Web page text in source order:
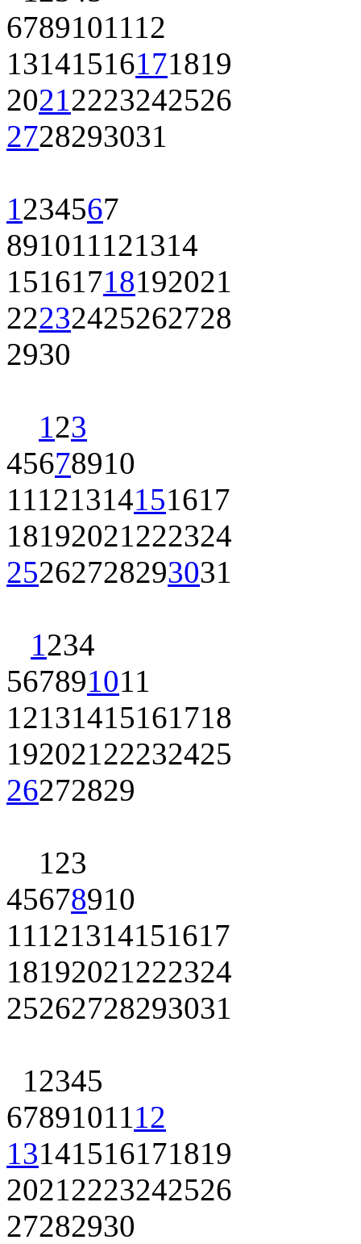
6789101112
13141516171819
20212223242526
2728293031
1234567
891011121314
15161718192021
22232425262728
2930
123
45678910
11121314151617
18192021222324
25262728293031
1234
567891011
12131415161718
19202122232425
26272829
123
45678910
11121314151617
18192021222324
25262728293031
12345
6789101112
13141516171819
20212223242526
27282930